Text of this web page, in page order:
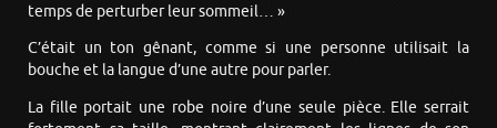
temps de perturber leur sommeil… »
C’était un ton gênant, comme si une personne utilisait la
bouche et la langue d’une autre pour parler.
La fille portait une robe noire d’une seule pièce. Elle serrait